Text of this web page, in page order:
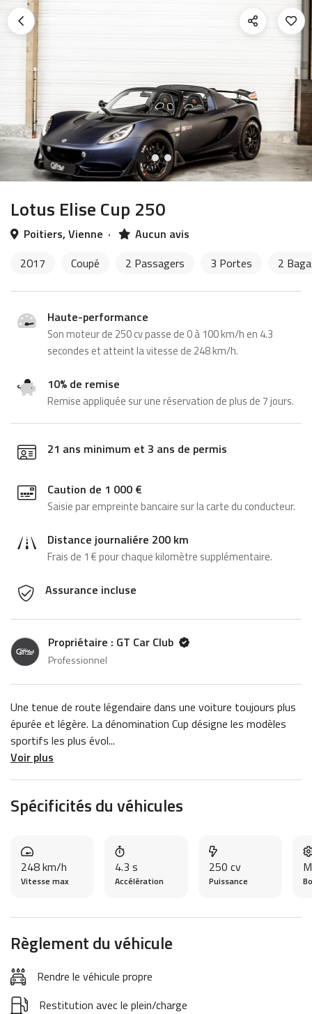
Lotus Elise Cup 250
Poitiers, Vienne ·
Aucun avis
2017
Coupé 2 Passagers 3 Portes 2
Haute-performance
Son moteur de 250 cv passe de 0 à 100 km/h en 4.3
secondes et atteint la vitesse de 248 km/h.
10% de remise
Remise appliquée sur une réservation de plus de 7 jours.
21 ans minimum et 3 ans de permis
Caution de 1‎ ‎000 €
Saisie par empreinte bancaire sur la carte du conducteur.
Distance journaliére 200 km
Frais de 1 €pour chaque kilomètre supplémentaire.
Assurance incluse
Propriétaire : GT Car Club
Professionnel
Une tenue de route légendaire dans une voiture toujours plus
épurée et légère. La dénomination Cup désigne les modèles
sportifs les plus évol...
Voir plus
Spécificités du véhicules
248 km/h
Vitesse max
4.3 s
Accélération
250 cv
Puissance
Règlement du véhicule
Rendre le véhicule propre
Restitution avec le plein/charge